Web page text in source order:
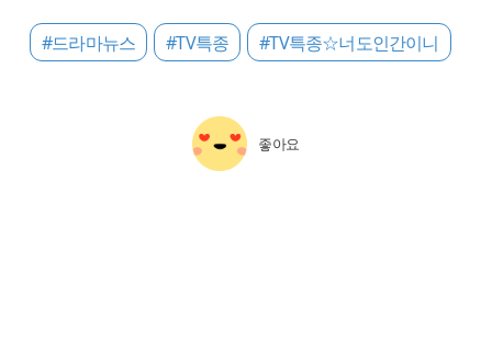
#드라마뉴스 #TV특종 #TV특종☆너도인간이니
좋아요